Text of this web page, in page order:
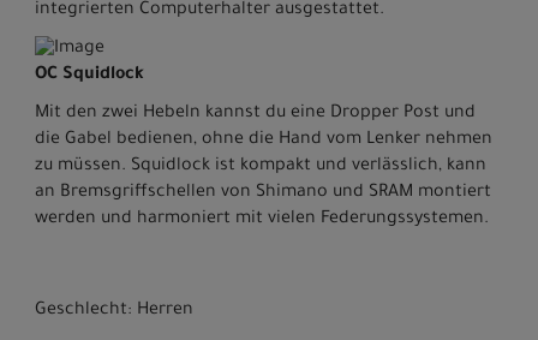
integrierten Computerhalter ausgestattet.
OC Squidlock
Mit den zwei Hebeln kannst du eine Dropper Post und
die Gabel bedienen, ohne die Hand vom Lenker nehmen
zu müssen. Squidlock ist kompakt und verlässlich, kann
an Bremsgriffschellen von Shimano und SRAM montiert
werden und harmoniert mit vielen Federungssystemen.
Geschlecht: Herren